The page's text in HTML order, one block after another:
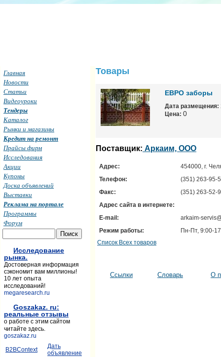
Товары
ЕВРО заборы
Дата размещения:
Цена: 0
Поставщик: Аркаим, ООО
Адрес:
454000, г.
Телефон:
(351) 263-95-
Факс:
(351) 263-52-
Адрес сайта в интернете:
E-mail:
arkaim-
Режим работы:
Пн-Пт, 9:00-
Список Всех товаров
Ссылки Словарь О
Главная
Новости
Статьи
Видеоуроки
Тендеры
Каталог
Рынки и магазины
Кредит на ремонт
Прайсы фирм
Исследования
Акции
Купоны
Доска объявлений
Выставки
Реклама на портале
Программы
Форум
Исследование
рынка.
Достоверная информация
сэкономит вам миллионы!
10 лет опыта
исследований!
megaresearch.ru
Goszakaz. ru:
реальные отзывы
о работе с этим сайтом
читайте здесь.
goszakaz.ru
B2BContext
Дать
объявление